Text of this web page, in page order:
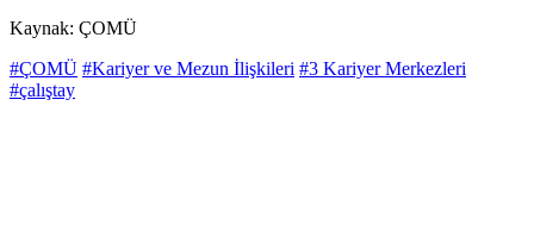
Kaynak: ÇOMÜ
#ÇOMÜ #Kariyer ve Mezun İlişkileri #3 Kariyer Merkezleri
#çalıştay